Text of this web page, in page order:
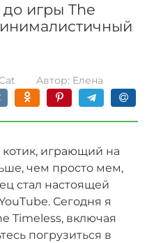
игры The
Автор: Елена
котик, играющий на
чем просто мем,
стал настоящей
Сегодня я
Timeless, включая
погрузиться в